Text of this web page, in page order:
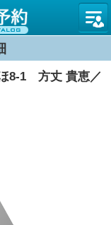
図書館
8-1 方丈 貴恵／